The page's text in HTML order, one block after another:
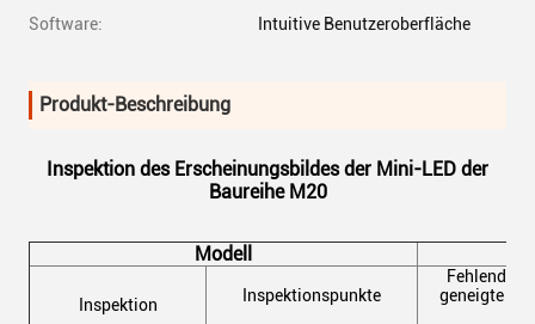
Software: Intuitive Benutzeroberfläche
Produkt-Beschreibung
Inspektion des Erscheinungsbildes der Mini-LED der
Baureihe M20
Modell
Inspektion Inspektionspunkte
Fehlende
geneigte